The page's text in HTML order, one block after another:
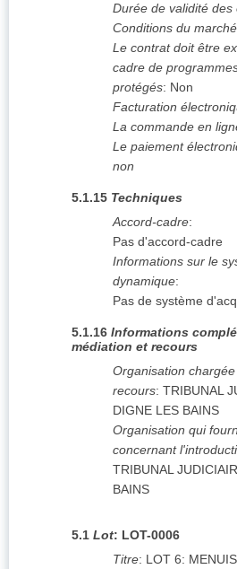
Durée de validité des
Conditions du marché
Le contrat doit être
cadre de
protégés: Non
Facturation
La commande en
Le paiement
non
5.1.15 Techniques
Accord-cadre:
Pas d'accord-cadre
Informations sur le
dynamique:
Pas de système
5.1.16 Informations
médiation et recours
Organisation
recours: TRIBUNAL
DIGNE LES BAINS
Organisation qui
concernant
TRIBUNAL
BAINS
5.1 Lot: LOT-0006
Titre: LOT 6: